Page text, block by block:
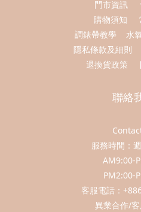
門市資訊
購物須知
調錶帶教學
水
隱私條款及細則
退換貨政策
聯絡
服務時間：
AM9:00-
PM2:00-
客服電話：
異業合作/客